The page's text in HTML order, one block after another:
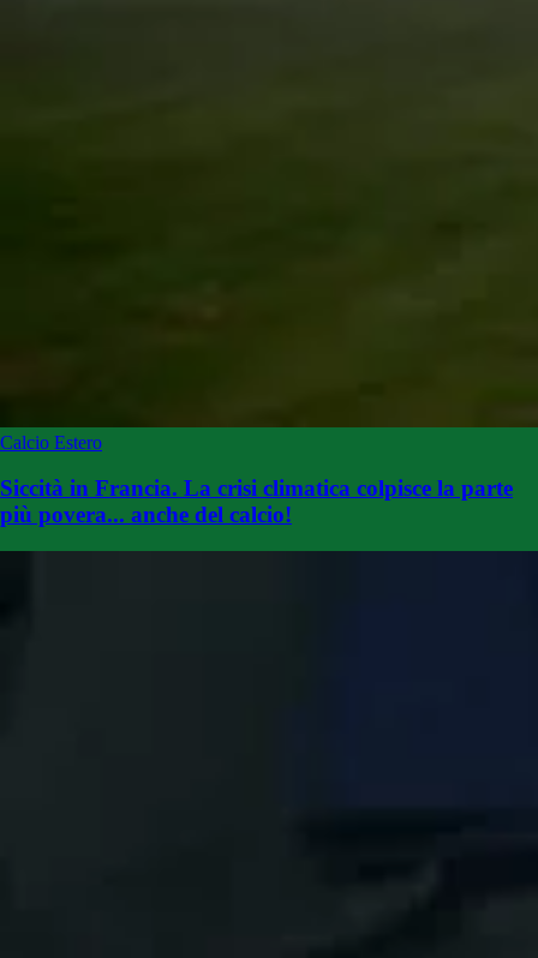
Calcio Estero
Siccità in Francia. La crisi climatica colpisce la parte
più povera... anche del calcio!